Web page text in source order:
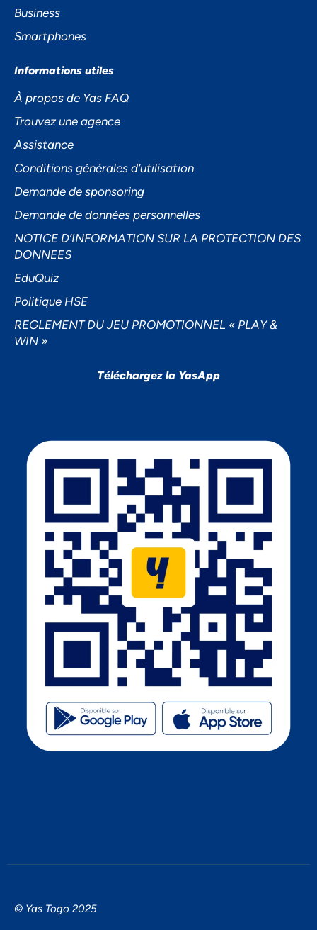
Business
Smartphones
Informations utiles
À propos de Yas FAQ
Trouvez une agence
Assistance
Conditions générales d’utilisation
Demande de sponsoring
Demande de données personnelles
NOTICE D’INFORMATION SUR LA PROTECTION DES
DONNEES
EduQuiz
Politique HSE
REGLEMENT DU JEU PROMOTIONNEL « PLAY &
WIN »
Téléchargez la YasApp
© Yas Togo 2025